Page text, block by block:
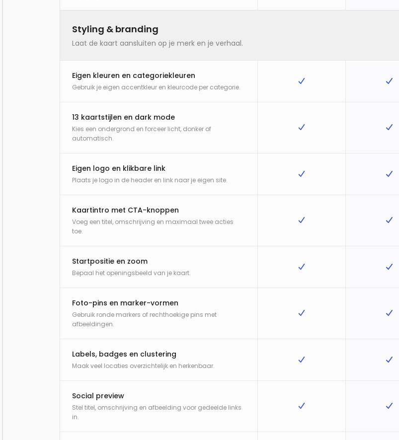
Styling & branding
Laat de kaart aansluiten op je merk en je verhaal.
Eigen kleuren en categoriekleuren
Gebruik je eigen accentkleur en kleurcode per categorie.
13 kaartstijlen en dark mode
Kies een ondergrond en forceer licht, donker of
automatisch.
Eigen logo en klikbare link
Plaats je logo in de header en link naar je eigen site.
Kaartintro met CTA-knoppen
Voeg een titel, omschrijving en maximaal twee acties
toe.
Startpositie en zoom
Bepaal het openingsbeeld van je kaart.
Foto-pins en marker-vormen
Gebruik ronde markers of rechthoekige pins met
afbeeldingen.
Labels, badges en clustering
Maak veel locaties overzichtelijk en herkenbaar.
Social preview
Stel titel, omschrijving en afbeelding voor gedeelde links
in.